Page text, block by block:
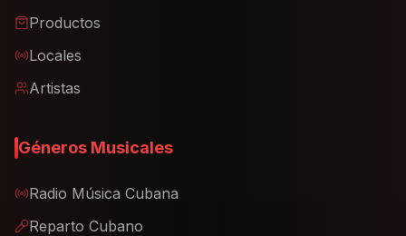
Productos
Locales
Artistas
Géneros Musicales
Radio Música Cubana
Reparto Cubano